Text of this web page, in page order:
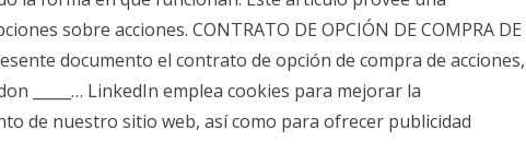
sobre acciones. CONTRATO DE OPCIÓN DE COMPRA DE
documento el contrato de opción de compra de acciones,
_____… LinkedIn emplea cookies para mejorar la
de nuestro sitio web, así como para ofrecer publicidad